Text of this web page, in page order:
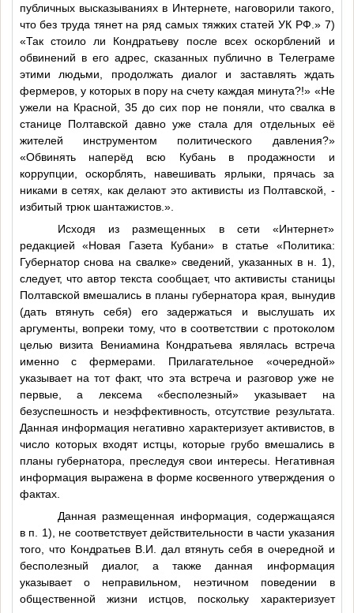
публичных высказываниях в Интернете, наговорили такого,
что без труда тянет на ряд самых тяжких статей УК РФ.» 7)
«Так стоило ли Кондратьеву после всех оскорблений и
обвинений в его адрес, сказанных публично в Телеграме
этими людьми, продолжать диалог и заставлять ждать
фермеров, у которых в пору на счету каждая минута?!» «Не
ужели на Красной, 35 до сих пор не поняли, что свалка в
станице Полтавской давно уже стала для отдельных её
жителей инструментом политического давления?»
«Обвинять наперёд всю Кубань в продажности и
коррупции, оскорблять, навешивать ярлыки, прячась за
никами в сетях, как делают это активисты из Полтавской, -
избитый трюк шантажистов.».
Исходя из размещенных в сети «Интернет»
редакцией «Новая Газета Кубани» в статье «Политика:
Губернатор снова на свалке» сведений, указанных в н. 1),
следует, что автор текста сообщает, что активисты станицы
Полтавской вмешались в планы губернатора края, вынудив
(дать втянуть себя) его задержаться и выслушать их
аргументы, вопреки тому, что в соответствии с протоколом
целью визита Вениамина Кондратьева являлась встреча
именно с фермерами. Прилагательное «очередной»
указывает на тот факт, что эта встреча и разговор уже не
первые, а лексема «бесполезный» указывает на
безуспешность и неэффективность, отсутствие результата.
Данная информация негативно характеризует активистов, в
число которых входят истцы, которые грубо вмешались в
планы губернатора, преследуя свои интересы. Негативная
информация выражена в форме косвенного утверждения о
фактах.
Данная размещенная информация, содержащаяся
в п. 1), не соответствует действительности в части указания
того, что Кондратьев В.И. дал втянуть себя в очередной и
бесполезный диалог, а также данная информация
указывает о неправильном, неэтичном поведении в
общественной жизни истцов, поскольку характеризует